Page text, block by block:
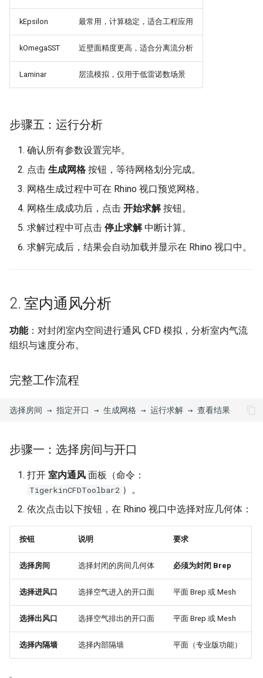
kEpsilon 最常用，计算稳定，适合工程应用
kOmegaSST 近壁面精度更高，适合分离流分析
Laminar 层流模拟，仅用于低雷诺数场景
步骤五：运行分析
确认所有参数设置完毕。
点击 生成网格 按钮，等待网格划分完成。
网格生成过程中可在 Rhino 视口预览网格。
网格生成成功后，点击 开始求解按钮。
求解过程中可点击 停止求解中断计算。
求解完成后，结果会自动加载并显示在 Rhino 视口中。
2. 室内通风分析
功能：对封闭室内空间进行通风 CFD 模拟，分析室内气流
组织与速度分布。
完整工作流程
步骤一：选择房间与开口
打开 室内通风 面板（命令：
TigerkinCFDToolbar2 ）。
依次点击以下按钮，在 Rhino 视口中选择对应几何体：
按钮 说明 要求
选择房间 选择封闭的房间几何体 必须为封闭 Brep
选择进风口 选择空气进入的开口面 平面 Brep 或 Mesh
选择出风口 选择空气排出的开口面 平面 Brep 或 Mesh
选择内隔墙 选择内部隔墙 平面（专业版功能）